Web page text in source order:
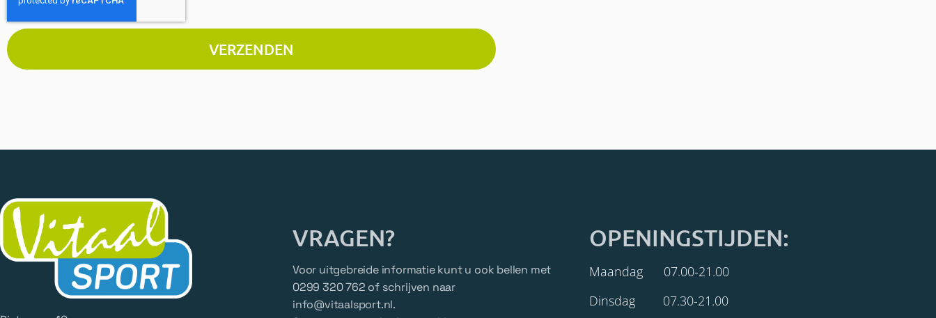
VERZENDEN
VRAGEN?
Voor uitgebreide informatie kunt u ook bellen met
0299 320 762 of schrijven naar
info@vitaalsport.nl.
OPENINGSTIJDEN:
Maandag 07.00-21.00
Dinsdag 07.30-21.00